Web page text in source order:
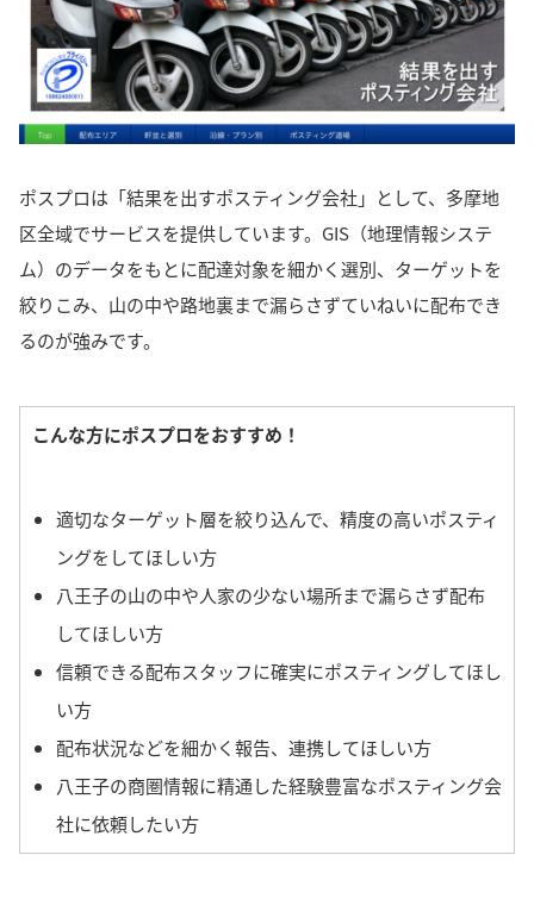
ポスプロは「結果を出すポスティング会社」として、多摩地
区全域でサービスを提供しています。GIS（地理情報システ
ム）のデータをもとに配達対象を細かく選別、ターゲットを
絞りこみ、山の中や路地裏まで漏らさずていねいに配布でき
るのが強みです。
こんな方にポスプロをおすすめ！
適切なターゲット層を絞り込んで、精度の高いポスティ
ングをしてほしい方
八王子の山の中や人家の少ない場所まで漏らさず配布
してほしい方
信頼できる配布スタッフに確実にポスティングしてほし
い方
配布状況などを細かく報告、連携してほしい方
八王子の商圏情報に精通した経験豊富なポスティング会
社に依頼したい方